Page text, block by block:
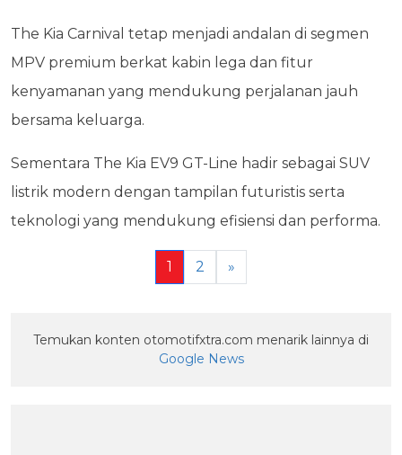
The Kia Carnival tetap menjadi andalan di segmen
MPV premium berkat kabin lega dan fitur
kenyamanan yang mendukung perjalanan jauh
bersama keluarga.
Sementara The Kia EV9 GT-Line hadir sebagai SUV
listrik modern dengan tampilan futuristis serta
teknologi yang mendukung efisiensi dan performa.
1 2 »
Temukan konten otomotifxtra.com menarik lainnya di
Google News